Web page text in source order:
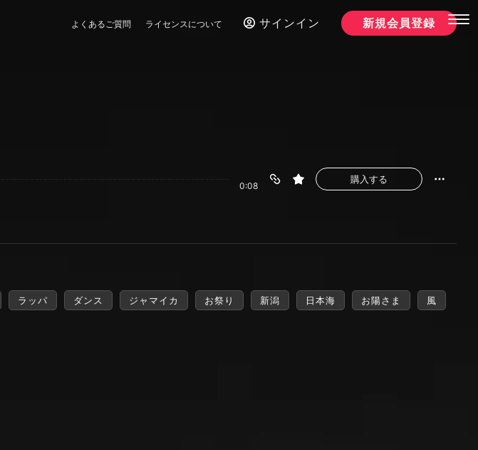
よくあるご質問 ライセンスについて サインイン 新規会員登録
0:08
購入する
ラッパ ダンス ジャマイカ お祭り 新潟 日本海 お陽さま 風